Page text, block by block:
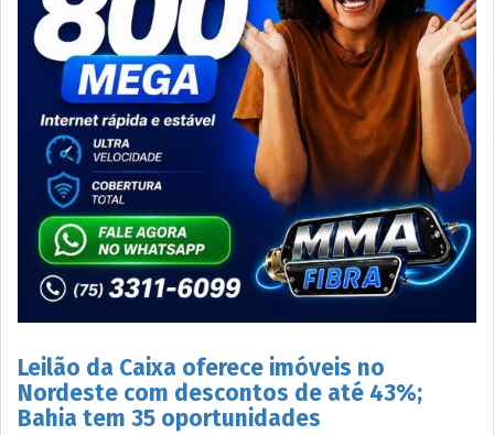
Leilão da Caixa oferece imóveis no
Nordeste com descontos de até 43%;
Bahia tem 35 oportunidades